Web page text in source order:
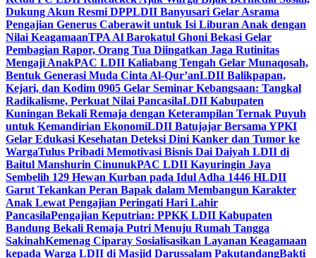
Dukung Akun Resmi DPPLDII Banyusari Gelar Asrama
Pengajian Generus Caberawit untuk Isi Liburan Anak dengan
Nilai KeagamaanTPA Al Barokatul Ghoni Bekasi Gelar
Pembagian Rapor, Orang Tua Diingatkan Jaga Rutinitas
Mengaji AnakPAC LDII Kaliabang Tengah Gelar Munaqosah,
Bentuk Generasi Muda Cinta Al-Qur’anLDII Balikpapan,
Kejari, dan Kodim 0905 Gelar Seminar Kebangsaan: Tangkal
Radikalisme, Perkuat Nilai PancasilaLDII Kabupaten
Kuningan Bekali Remaja dengan Keterampilan Ternak Puyuh
untuk Kemandirian EkonomiLDII Batujajar Bersama YPKI
Gelar Edukasi Kesehatan Deteksi Dini Kanker dan Tumor ke
WargaTulus Pribadi Memotivasi Bisnis Dai Daiyah LDII di
Baitul Manshurin CinunukPAC LDII Kayuringin Jaya
Sembelih 129 Hewan Kurban pada Idul Adha 1446 HLDII
Garut Tekankan Peran Bapak dalam Membangun Karakter
Anak Lewat Pengajian Peringati Hari Lahir
PancasilaPengajian Keputrian: PPKK LDII Kabupaten
Bandung Bekali Remaja Putri Menuju Rumah Tangga
SakinahKemenag Ciparay Sosialisasikan Layanan Keagamaan
kepada Warga LDII di Masjid Darussalam PakutandangBakti